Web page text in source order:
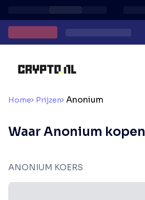
Home Prijzen Anonium
Waar Anonium kopen
ANONIUM KOERS